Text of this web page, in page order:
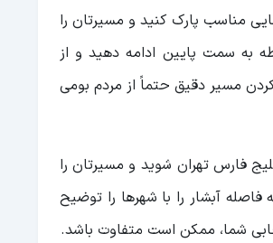
مناسب پارک کنید و مسیرتان را
به سمت پایین ادامه دهید و از
آبشار برسید. برای پیدا کردن مسیر دقیق حتماً از مردم بومی
فارس تهران شوید و مسیرتان را
آبشار را با شهرها را توضیح
شما، ممکن است متفاوت باشد.